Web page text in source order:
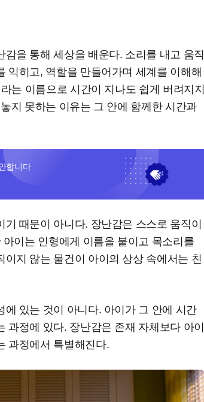
을 통해 세상을 배운다. 소리를 내고 움직
익히고, 역할을 만들어가며 세계를 이해해
는 이름으로 시간이 지나도 쉽게 버려지지
지 못하는 이유는 그 안에 함께한 시간과
합니다
때문이 아니다. 장난감은 스스로 움직이
이는 인형에게 이름을 붙이고 목소리를
지 않는 물건이 아이의 상상 속에서는 친
에 있는 것이 아니다. 아이가 그 안에 시간
과정에 있다. 장난감은 존재 자체보다 아이
과정에서 특별해진다.